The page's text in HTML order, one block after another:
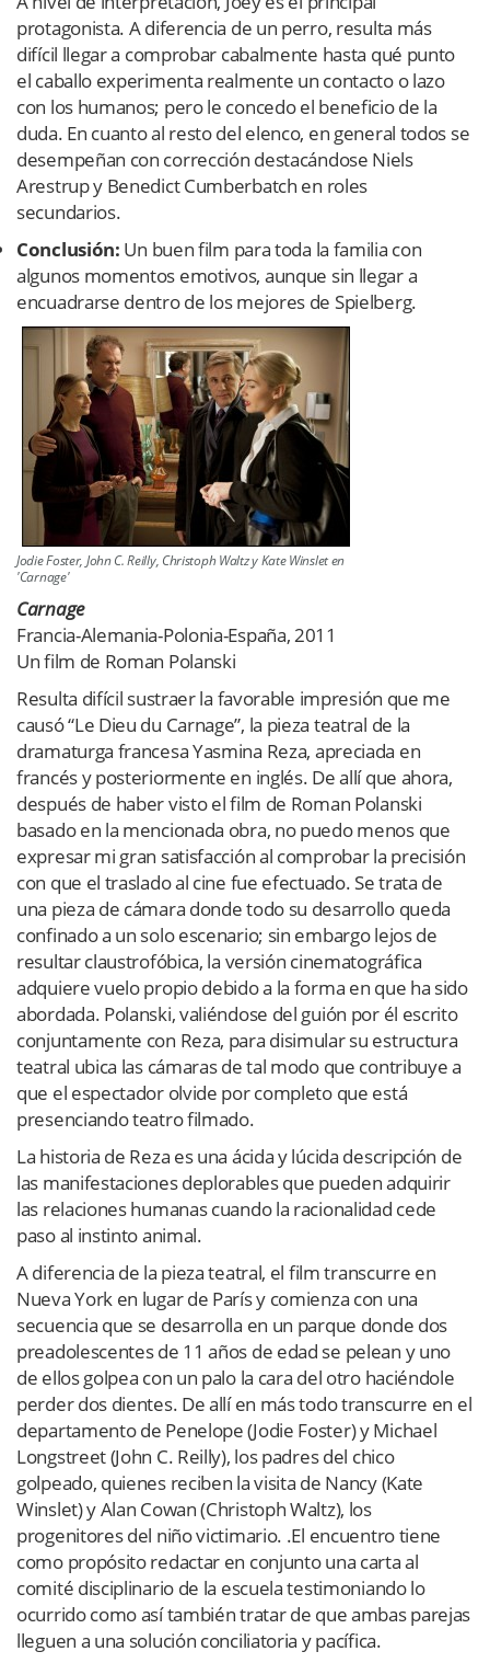
protagonista. A diferencia de un perro, resulta más
difícil llegar a comprobar cabalmente hasta qué punto
el caballo experimenta realmente un contacto o lazo
con los humanos; pero le concedo el beneficio de la
duda. En cuanto al resto del elenco, en general todos se
desempeñan con corrección destacándose Niels
Arestrup y Benedict Cumberbatch en roles
secundarios.
Conclusión: Un buen film para toda la familia con
algunos momentos emotivos, aunque sin llegar a
encuadrarse dentro de los mejores de Spielberg.
Jodie Foster, John C. Reilly, Christoph Waltz y Kate Winslet en
'Carnage'
Carnage
Francia-Alemania-Polonia-España, 2011
Un film de Roman Polanski
Resulta difícil sustraer la favorable impresión que me
causó “Le Dieu du Carnage”, la pieza teatral de la
dramaturga francesa Yasmina Reza, apreciada en
francés y posteriormente en inglés. De allí que ahora,
después de haber visto el film de Roman Polanski
basado en la mencionada obra, no puedo menos que
expresar mi gran satisfacción al comprobar la precisión
con que el traslado al cine fue efectuado. Se trata de
una pieza de cámara donde todo su desarrollo queda
confinado a un solo escenario; sin embargo lejos de
resultar claustrofóbica, la versión cinematográfica
adquiere vuelo propio debido a la forma en que ha sido
abordada. Polanski, valiéndose del guión por él escrito
conjuntamente con Reza, para disimular su estructura
teatral ubica las cámaras de tal modo que contribuye a
que el espectador olvide por completo que está
presenciando teatro filmado.
La historia de Reza es una ácida y lúcida descripción de
las manifestaciones deplorables que pueden adquirir
las relaciones humanas cuando la racionalidad cede
paso al instinto animal.
A diferencia de la pieza teatral, el film transcurre en
Nueva York en lugar de París y comienza con una
secuencia que se desarrolla en un parque donde dos
preadolescentes de 11 años de edad se pelean y uno
de ellos golpea con un palo la cara del otro haciéndole
perder dos dientes. De allí en más todo transcurre en el
departamento de Penelope (Jodie Foster) y Michael
Longstreet (John C. Reilly), los padres del chico
golpeado, quienes reciben la visita de Nancy (Kate
Winslet) y Alan Cowan (Christoph Waltz), los
progenitores del niño victimario. .El encuentro tiene
como propósito redactar en conjunto una carta al
comité disciplinario de la escuela testimoniando lo
ocurrido como así también tratar de que ambas parejas
lleguen a una solución conciliatoria y pacífica.